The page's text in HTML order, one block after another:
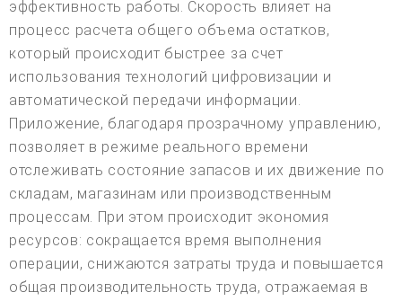
эффективность работы. Скорость влияет на
процесс расчета общего объема остатков,
который происходит быстрее за счет
использования технологий цифровизации и
автоматической передачи информации.
Приложение, благодаря прозрачному управлению,
позволяет в режиме реального времени
отслеживать состояние запасов и их движение по
складам, магазинам или производственным
процессам. При этом происходит экономия
ресурсов: сокращается время выполнения
операции, снижаются затраты труда и повышается
общая производительность труда, отражаемая в